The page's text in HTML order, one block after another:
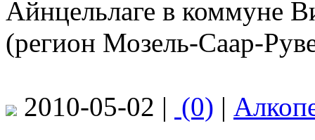
Айнцельлаге в коммуне
(регион Мозель-Саар-
2010-05-02 | (0) |